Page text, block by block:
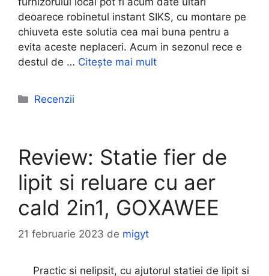
deoarece robinetul instant SIKS, cu montare pe
chiuveta este solutia cea mai buna pentru a
evita aceste neplaceri. Acum in sezonul rece e
destul de … Citește mai mult
Categorii
Recenzii
Review: Statie fier de
lipit si reluare cu aer
cald 2in1, GOXAWEE
21 februarie 2023 de migyt
Practic si nelipsit, cu ajutorul statiei de lipit si